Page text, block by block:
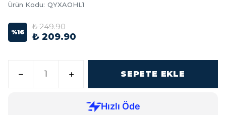
Ürün Kodu: QYXAOHL1
%16
₺ 249.90
₺ 209.90
SEPETE EKLE